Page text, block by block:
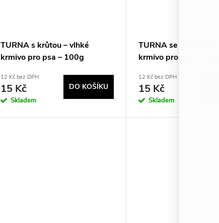
TURNA s krůtou – vlhké
krmivo pro psa – 100g
12 Kč bez DPH
15 Kč
Skladem
DO KOŠÍKU
TURNA se zvěřinou –
krmivo pro psa – 100g
12 Kč bez DPH
15 Kč
Skladem